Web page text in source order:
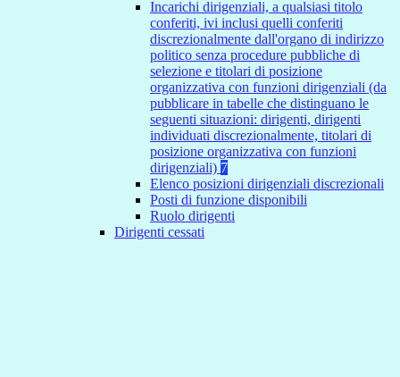
Incarichi dirigenziali, a qualsiasi titolo
conferiti, ivi inclusi quelli conferiti
discrezionalmente dall'organo di indirizzo
politico senza procedure pubbliche di
selezione e titolari di posizione
organizzativa con funzioni dirigenziali (da
pubblicare in tabelle che distinguano le
seguenti situazioni: dirigenti, dirigenti
individuati discrezionalmente, titolari di
posizione organizzativa con funzioni
dirigenziali) 7
Elenco posizioni dirigenziali discrezionali
Posti di funzione disponibili
Ruolo dirigenti
Dirigenti cessati